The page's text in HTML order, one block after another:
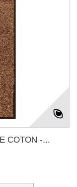
COTON -...